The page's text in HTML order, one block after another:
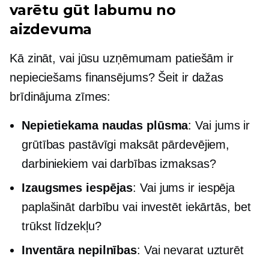
varētu gūt labumu no
aizdevuma
Kā zināt, vai jūsu uzņēmumam patiešām ir
nepieciešams finansējums? Šeit ir dažas
brīdinājuma zīmes:
Nepietiekama naudas plūsma: Vai jums ir
grūtības pastāvīgi maksāt pārdevējiem,
darbiniekiem vai darbības izmaksas?
Izaugsmes iespējas: Vai jums ir iespēja
paplašināt darbību vai investēt iekārtās, bet
trūkst līdzekļu?
Inventāra nepilnības: Vai nevarat uzturēt